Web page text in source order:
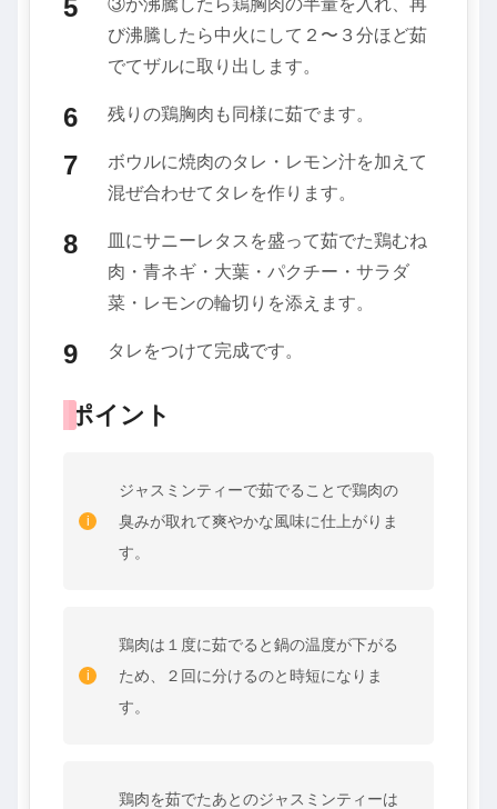
び沸騰したら中火にして２〜３分ほど茹
でてザルに取り出します。
残りの鶏胸肉も同様に茹でます。
ボウルに焼肉のタレ・レモン汁を加えて
混ぜ合わせてタレを作ります。
皿にサニーレタスを盛って茹でた鶏むね
肉・青ネギ・大葉・パクチー・サラダ
菜・レモンの輪切りを添えます。
タレをつけて完成です。
ポイント
ジャスミンティーで茹でることで鶏肉の
臭みが取れて爽やかな風味に仕上がりま
す。
鶏肉は１度に茹でると鍋の温度が下がる
ため、２回に分けるのと時短になりま
す。
鶏肉を茹でたあとのジャスミンティーは